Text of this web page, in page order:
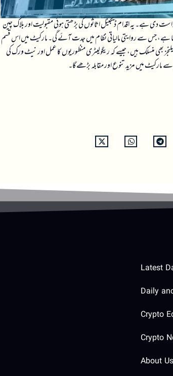
دی ہے۔ یہ اقدام ڈیجیٹل اثاثوں کی بڑھتی ہوئی مقبولیت اور بلاک چین
ہے، جس سے روایتی مالیاتی نظام میں جدت آئے گی۔ مارکیٹ میں اس قسم
بھی منسلک ہیں، جیسے کہ ریگولیٹری منظوریوں کا عمل اور نیٹ ورک کی
مارکیٹ میں مزید تنوع اور مقابلہ بڑھے گا۔
Latest
Daily
Crypto
Crypto
About Us